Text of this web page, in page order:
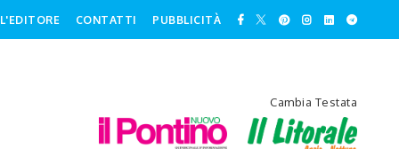
L'EDITORE CONTATTI PUBBLICITÀ
Cambia Testata